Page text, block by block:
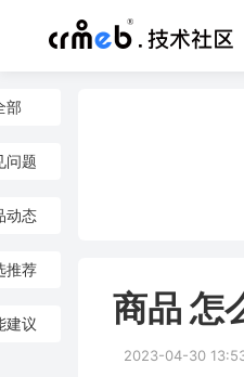
部
问题
动态
推荐
建议 商品 怎
2023-04-30